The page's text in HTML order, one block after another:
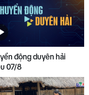
10
8/2026
động duyên hải
07/8